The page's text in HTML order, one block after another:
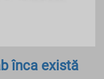
înca există